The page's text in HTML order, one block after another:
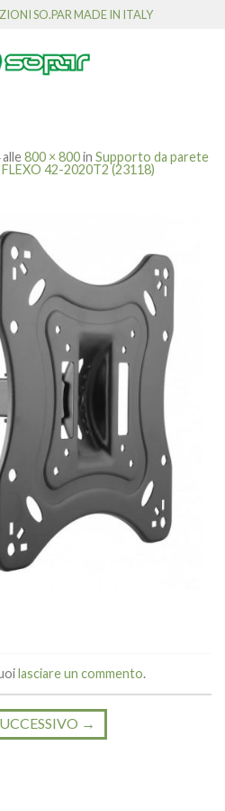
SO.PAR MADE IN ITALY
alle800 × 800in Supporto da parete
42-2020T2 (23118)
lasciare un commento.
→